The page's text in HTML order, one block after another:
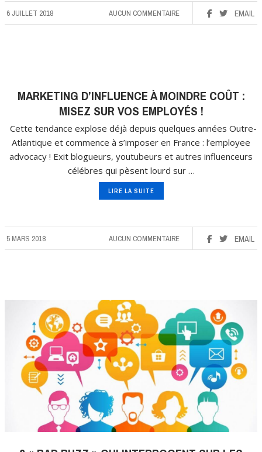
6 JUILLET 2018 EMAIL
AUCUN COMMENTAIRE
MARKETING D’INFLUENCE À MOINDRE COÛT :
MISEZ SUR VOS EMPLOYÉS !
Cette tendance explose déjà depuis quelques années Outre-
Atlantique et commence à s’imposer en France : l’employee
advocacy ! Exit blogueurs, youtubeurs et autres influenceurs
célébres qui pèsent lourd sur …
LIRE LA SUITE
5 MARS 2018 EMAIL
AUCUN COMMENTAIRE